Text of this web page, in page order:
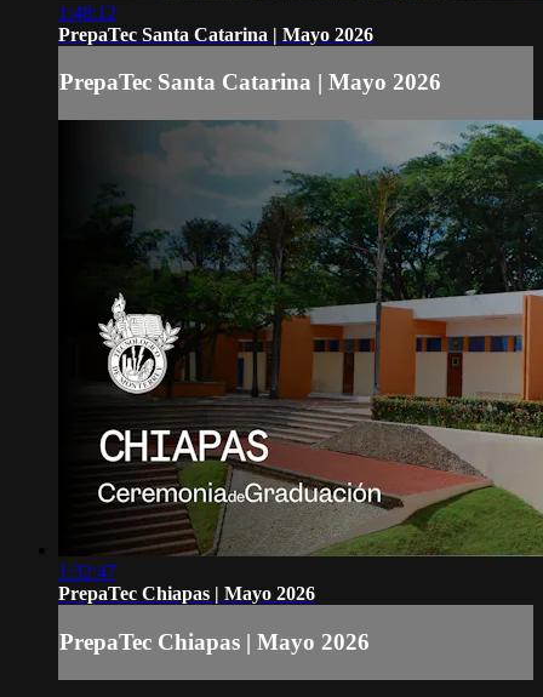
1:48:12
PrepaTec Santa Catarina | Mayo 2026
PrepaTec Santa Catarina | Mayo 2026
1:32:47
PrepaTec Chiapas | Mayo 2026
PrepaTec Chiapas | Mayo 2026